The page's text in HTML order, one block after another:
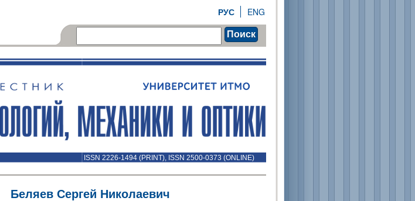
ENG
РУС
Поиск
ISSN 2226-1494 (PRINT), ISSN 2500-0373 (ONLINE)
Беляев Сергей Николаевич